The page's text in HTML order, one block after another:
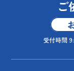
ご
受付時間